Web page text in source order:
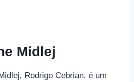
Midlej
Rodrigo Cebrian, é um